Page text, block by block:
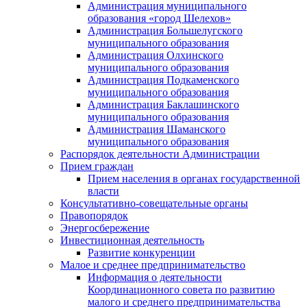
Администрация муниципального
образования «город Шелехов»
Администрация Большелугского
муниципального образования
Администрация Олхинского
муниципального образования
Администрация Подкаменского
муниципального образования
Администрация Баклашинского
муниципального образования
Администрация Шаманского
муниципального образования
Распорядок деятельности Администрации
Прием граждан
Прием населения в органах государственной
власти
Консультативно-совещательные органы
Правопорядок
Энергосбережение
Инвестиционная деятельность
Развитие конкуренции
Малое и среднее предпринимательство
Информация о деятельности
Координационного совета по развитию
малого и среднего предпринимательства